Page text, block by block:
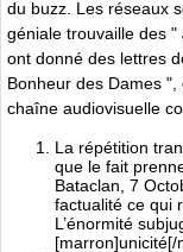
du buzz. Les réseaux
géniale trouvaille des "
ont donné des lettres
Bonheur des Dames
chaîne audiovisuelle
La répétition
que le fait
Bataclan, 7
factualité ce qui
L’énormité
[marron]unicité[/